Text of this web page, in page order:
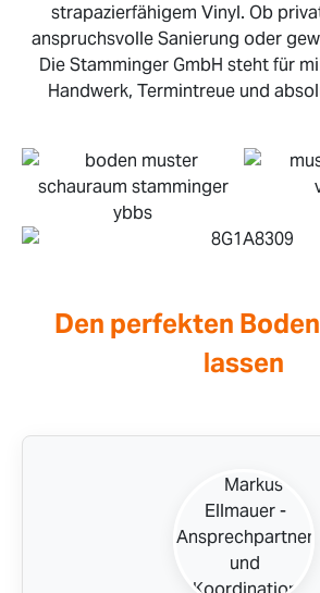
strapazierfähigem Vinyl. Ob
anspruchsvolle Sanierung oder
Die Stamminger GmbH steht für
Handwerk, Termintreue und
Den perfekten
lassen